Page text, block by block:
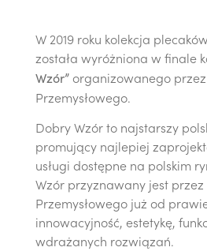
W 2019 roku kolekcja
została wyróżniona w finale
Wzór”organizowanego
Przemysłowego.
Dobry Wzór to najstarszy
promujący najlepiej
usługi dostępne na polskim
Wzór przyznawany jest
Przemysłowego już od
innowacyjność, estetykę,
wdrażanych rozwiązań.